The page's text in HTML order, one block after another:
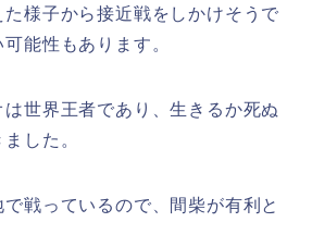
た様子から接近戦をしかけそうで
能性もあります。
世界王者であり、生きるか死ぬ
した。
戦っているので、間柴が有利と